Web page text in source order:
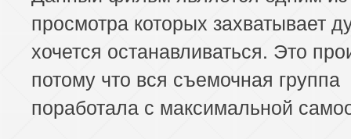
просмотра которых захватывает
хочется останавливаться. Это
потому что вся съемочная группа
поработала с максимальной